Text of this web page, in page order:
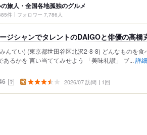
旅人・全国各地孤独のグルメ
件 フォロワー 7,786人
ジシャンでタレントのDAIGOと俳優の高橋
んてい) (東京都世田谷区北沢2-8-8) どんなものを
あるかを 言い当ててみせよう 「美味礼讃」 ブ... 詳
？ 2026/07 訪問 1回